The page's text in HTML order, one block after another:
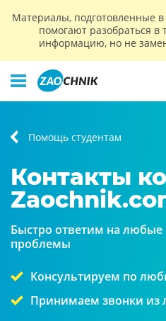
Материалы, подготовленные в
помогают разобраться в
информацию, но не
Помощь студентам
Контакты
Быстро ответим на
проблемы
Консультируем по
Принимаем звонки из